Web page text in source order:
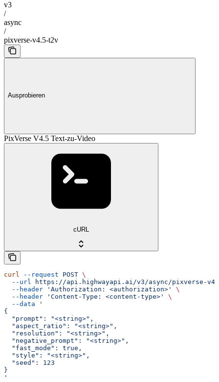
v3
/
async
/
pixverse-v4.5-t2v
Ausprobieren
PixVerse V4.5 Text-zu-Video
cURL
curl --request POST \
  --url
https://api.highwayapi.ai/v3/async/pixverse-
  --header
'Authorization: <authorization>'
\
  --header
'Content-Type: <content-type>'
\
  --data
'
{
  "prompt": "<string>",
  "aspect_ratio": "<string>",
  "resolution": "<string>",
  "negative_prompt": "<string>",
  "fast_mode": true,
  "style": "<string>",
  "seed": 123
}
'